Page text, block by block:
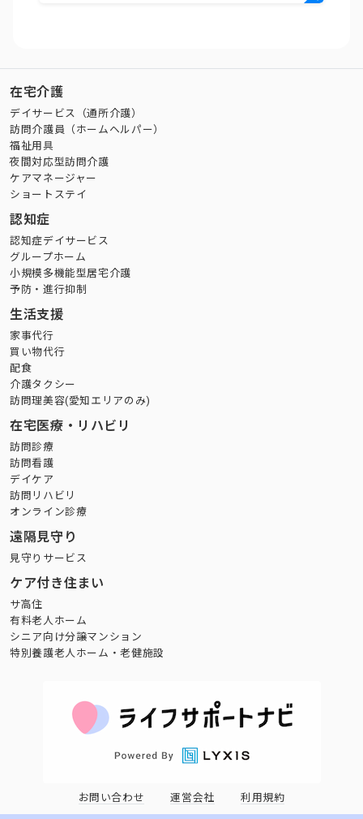
在宅介護
デイサービス（通所介護）
訪問介護員（ホームヘルパー）
福祉用具
夜間対応型訪問介護
ケアマネージャー
ショートステイ
認知症
認知症デイサービス
グループホーム
小規模多機能型居宅介護
予防・進行抑制
生活支援
家事代行
買い物代行
配食
介護タクシー
訪問理美容(愛知エリアのみ)
在宅医療・リハビリ
訪問診療
訪問看護
デイケア
訪問リハビリ
オンライン診療
遠隔見守り
見守りサービス
ケア付き住まい
サ高住
有料老人ホーム
シニア向け分譲マンション
特別養護老人ホーム・老健施設
お問い合わせ 運営会社 利用規約